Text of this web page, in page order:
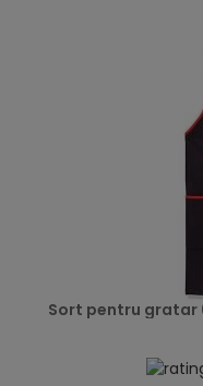
Sort pentru gratar